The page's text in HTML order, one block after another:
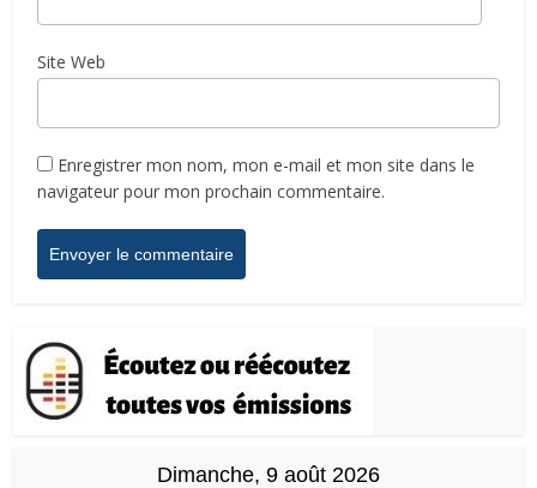
Site Web
Enregistrer mon nom, mon e-mail et mon site dans le
navigateur pour mon prochain commentaire.
Dimanche, 9 août 2026